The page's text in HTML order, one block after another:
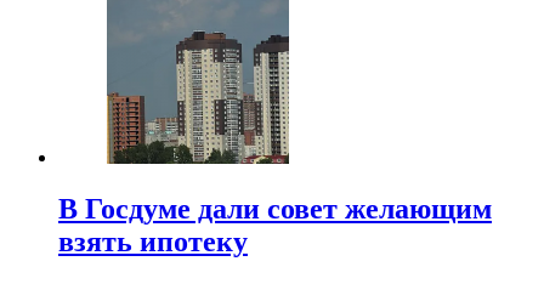
В Госдуме дали совет желающим
взять ипотеку